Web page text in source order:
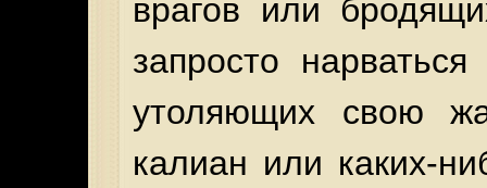
врагов или
запросто
утоляющих свою
калиан или каких-